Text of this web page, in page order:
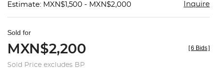
Estimate: MXN$1,500 - MXN$2,000 Inquire
Sold for
MXN$2,200
Sold Price excludes BP
[6 Bids]